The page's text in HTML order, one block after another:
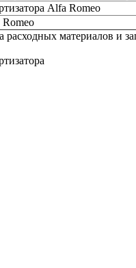
Alfa Romeo
расходных материалов и